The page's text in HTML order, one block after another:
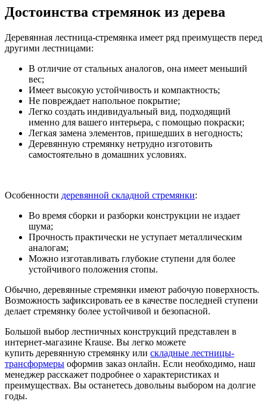
Достоинства стремянок из дерева
Деревянная лестница-стремянка имеет ряд преимуществ перед
другими лестницами:
В отличие от стальных аналогов, она имеет меньший
вес;
Имеет высокую устойчивость и компактность;
Не повреждает напольное покрытие;
Легко создать индивидуальный вид, подходящий
именно для вашего интерьера, с помощью покраски;
Легкая замена элементов, пришедших в негодность;
Деревянную стремянку нетрудно изготовить
самостоятельно в домашних условиях.
Особенности деревянной складной стремянки:
Во время сборки и разборки конструкции не издает
шума;
Прочность практически не уступает металлическим
аналогам;
Можно изготавливать глубокие ступени для более
устойчивого положения стопы.
Обычно, деревянные стремянки имеют рабочую поверхность.
Возможность зафиксировать ее в качестве последней ступени
делает стремянку более устойчивой и безопасной.
Большой выбор лестничных конструкций представлен в
интернет-магазине Krause. Вы легко можете
купить деревянную стремянку или складные лестницы-
трансформеры оформив заказ онлайн. Если необходимо, наш
менеджер расскажет подробнее о характеристиках и
преимуществах. Вы останетесь довольны выбором на долгие
годы.